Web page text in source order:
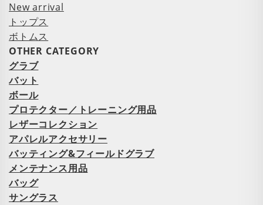
New arrival
トップス
ボトムス
OTHER CATEGORY
グラブ
バット
ボール
プロテクター／トレーニング用品
レザーコレクション
アパレルアクセサリー
バッティング&フィールドグラブ
メンテナンス用品
バッグ
サングラス